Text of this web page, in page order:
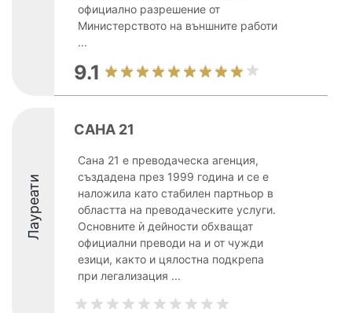
официално разрешение от
Министерството на външните работи
...
9.1
Лауреати
САНА 21
Сана 21 е преводаческа агенция,
създадена през 1999 година и се е
наложила като стабилен партньор в
областта на преводаческите услуги.
Основните ѝ дейности обхващат
официални преводи на и от чужди
езици, както и цялостна подкрепа
при легализация ...